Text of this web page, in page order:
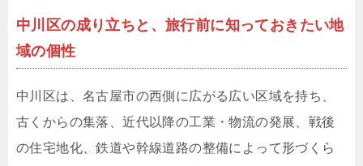
中川区の成り立ちと、旅行前に知っておきたい地
域の個性
中川区は、名古屋市の西側に広がる広い区域を持ち、
古くからの集落、近代以降の工業・物流の発展、戦後
の住宅地化、鉄道や幹線道路の整備によって形づくら